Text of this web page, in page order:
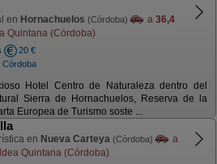
en Hornachuelos (Córdoba) a 36,4
Quintana (Córdoba)
20 €
Córdoba
Hotel Centro de Naturaleza dentro del
Sierra de Hornachuelos, Reserva de la
Europea de Turismo soste ...
en Nueva Carteya (Córdoba)
a
Quintana (Córdoba)